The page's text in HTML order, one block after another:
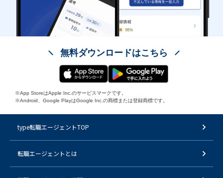
無料ダウンロードはこちら
※App StoreはApple Inc.のサービスマークです。
※Android、Google PlayはGoogle Inc.の商標または登録商標です。
type転職エージェントTOP
転職エージェントとは